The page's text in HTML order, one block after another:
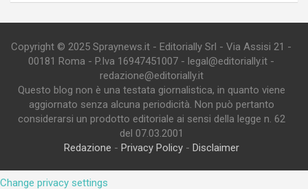
Copyright © 2025 Spraynews.it - Editorially Srl - Via Assisi 21 -
00181 Roma - P.Iva 16947451007 - legal@editorially.it -
redazione@editorially.it
Questo blog non è una testata giornalistica, in quanto viene
aggiornato senza alcuna periodicità. Non può pertanto
considerarsi un prodotto editoriale ai sensi della legge n. 62
del 07.03.2001
Redazione - Privacy Policy- Disclaimer
Change privacy settings